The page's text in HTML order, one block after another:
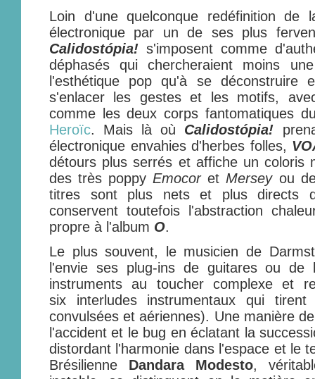
Loin d'une quelconque redéfinition
électronique par un de ses plus
Calidostópia! s'imposent comme
déphasés qui chercheraient moins
l'esthétique pop qu'à se déconstruire
s'enlacer les gestes et les motifs,
comme les deux corps fantomatiques
Heroïc. Mais là où Calidostópia!
électronique envahies d'herbes folles,
détours plus serrés et affiche un coloris
des très poppy Emocoret Merseyou de
titres sont plus nets et plus directs
conservent toutefois l'abstraction
propre à l'album O.
Le plus souvent, le musicien de
l'envie ses plug-ins de guitares ou de
instruments au toucher complexe et
six interludes instrumentaux qui
convulsées et aériennes). Une manière
l'accident et le bug en éclatant la
distordant l'harmonie dans l'espace et le
Brésilienne Dandara Modesto,